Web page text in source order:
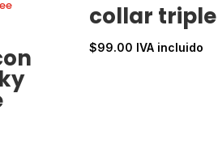
collar triple
$99.00 IVA incluido